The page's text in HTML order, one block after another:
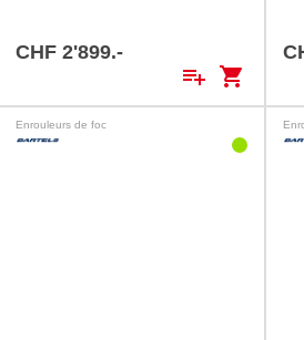
CHF 2'899.-
playlist_add shopping_cart
Enrouleurs de foc